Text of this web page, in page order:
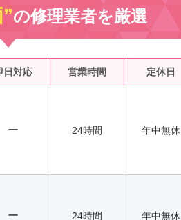
の修理業者を厳選
日対応 営業時間 定休日
ー 24時間 年中無休
ー 24時間 年中無休